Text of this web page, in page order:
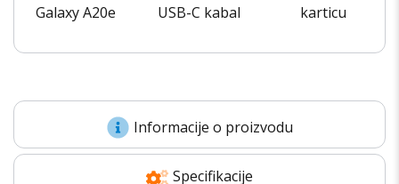
Galaxy A20e
USB-C kabal
karticu
Informacije o proizvodu
Specifikacije